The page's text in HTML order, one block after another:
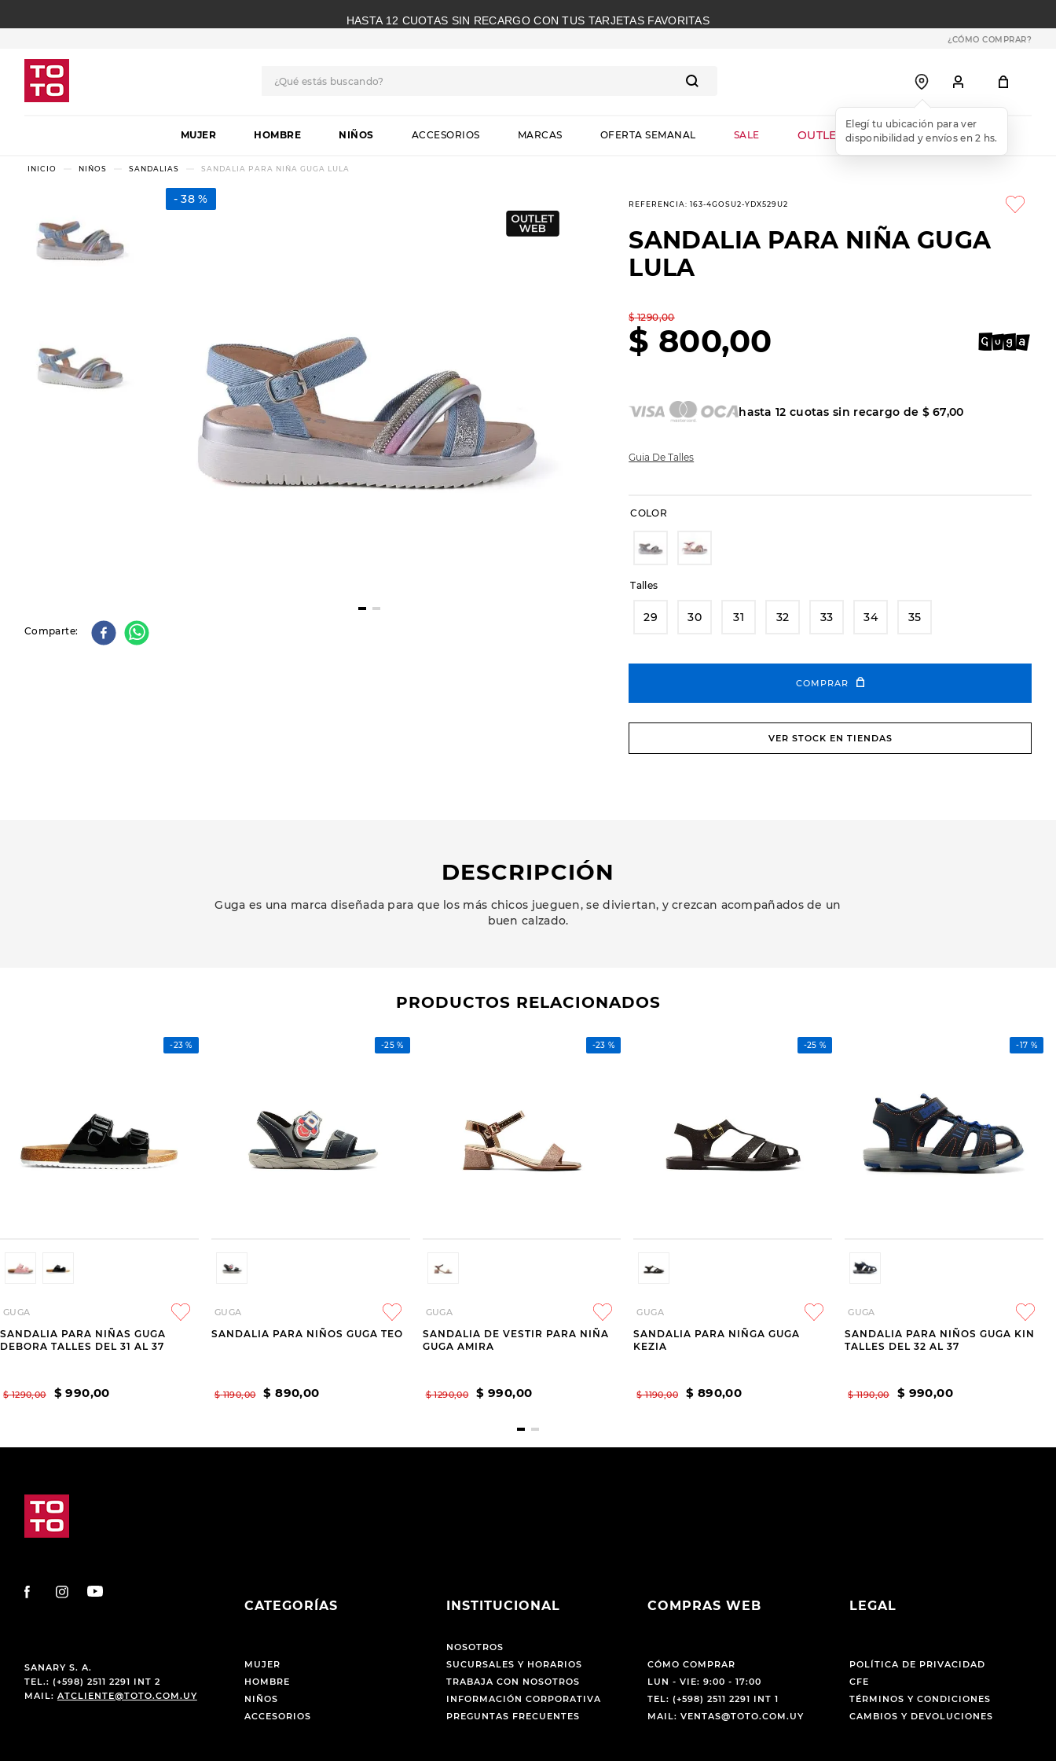
HASTA 12 CUOTAS SIN RECARGO CON TUS TARJETAS FAVORITAS
¿CÓMO COMPRAR?
MUJER HOMBRE NIÑOS ACCESORIOS MARCAS OFERTA SEMANAL SALE OUTLET WEB
NIÑOS SANDALIAS SANDALIA PARA NIÑA GUGA LULA
38 %
Comparte
REFERENCIA:163-4GOSU2-YDX529U2
SANDALIA PARA NIÑA GUGA
LULA
$ 1290,00
$ 800,00
hasta12 cuotas sin recargo de $ 67,00
Guia De Talles
COLOR
Talles
29 30 31 32 33 34 35
COMPRAR
VER STOCK EN TIENDAS
DESCRIPCIÓN
Guga es una marca diseñada para que los más chicos jueguen, se diviertan, y crezcan acompañados de un
buen calzado.
PRODUCTOS RELACIONADOS
-23 %
GUGA
SANDALIA PARA NIÑAS GUGA
DEBORA TALLES DEL 31 AL 37
$ 1290,00 $ 990,00
-25 %
GUGA
SANDALIA PARA NIÑOS GUGA TEO
$ 1190,00 $ 890,00
-23 %
GUGA
SANDALIA DE VESTIR PARA NIÑA
GUGA AMIRA
$ 1290,00 $ 990,00
-25 %
GUGA
SANDALIA PARA NIÑGA GUGA
KEZIA
$ 1190,00 $ 890,00
-17 %
GUGA
SANDALIA PARA NIÑOS GUGA KIN
TALLES DEL 32 AL 37
$ 1190,00 $ 990,00
SANARY S. A.
TEL.: (+598) 2511 2291 INT 2
MAIL: ATCLIENTE@TOTO.COM.UY
CATEGORÍAS
MUJER
HOMBRE
NIÑOS
ACCESORIOS
INSTITUCIONAL
NOSOTROS
SUCURSALES Y HORARIOS
TRABAJA CON NOSOTROS
INFORMACIÓN CORPORATIVA
PREGUNTAS FRECUENTES
COMPRAS WEB
CÓMO COMPRAR
LUN - VIE: 9:00 - 17:00
TEL: (+598) 2511 2291 INT 1
MAIL: VENTAS@TOTO.COM.UY
LEGAL
POLÍTICA DE PRIVACIDAD
CFE
TÉRMINOS Y CONDICIONES
CAMBIOS Y DEVOLUCIONES
1.
botas
2.
skechers
3.
9.
slip-ins
10. botas dama